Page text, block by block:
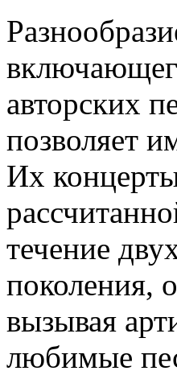
авторских
позволяет
Их
течение
поколения,
вызывая
любимые